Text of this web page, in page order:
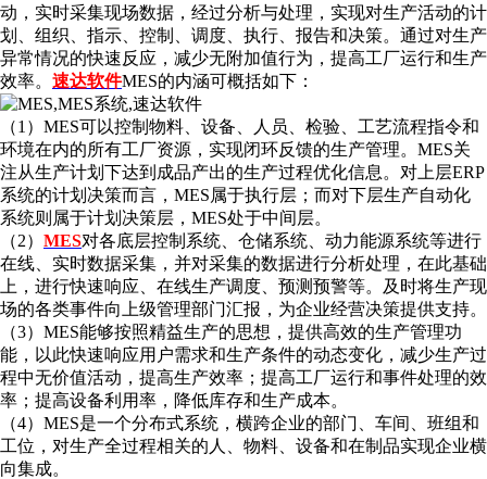
动，实时采集现场数据，经过分析与处理，实现对生产活动的计
划、组织、指示、控制、调度、执行、报告和决策。通过对生产
异常情况的快速反应，减少无附加值行为，提高工厂运行和生产
效率。 速达软件MES的内涵可概括如下：
（1）MES可以控制物料、设备、人员、检验、工艺流程指令和
环境在内的所有工厂资源，实现闭环反馈的生产管理。MES关
注从生产计划下达到成品产出的生产过程优化信息。对上层ERP
系统的计划决策而言，MES属于执行层；而对下层生产自动化
系统则属于计划决策层，MES处于中间层。
（2） MES对各底层控制系统、仓储系统、动力能源系统等进行
在线、实时数据采集，并对采集的数据进行分析处理，在此基础
上，进行快速响应、在线生产调度、预测预警等。及时将生产现
场的各类事件向上级管理部门汇报，为企业经营决策提供支持。
（3）MES能够按照精益生产的思想，提供高效的生产管理功
能，以此快速响应用户需求和生产条件的动态变化，减少生产过
程中无价值活动，提高生产效率；提高工厂运行和事件处理的效
率；提高设备利用率，降低库存和生产成本。
（4）MES是一个分布式系统，横跨企业的部门、车间、班组和
工位，对生产全过程相关的人、物料、设备和在制品实现企业横
向集成。